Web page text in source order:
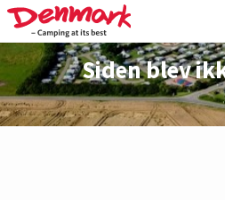
Siden blev